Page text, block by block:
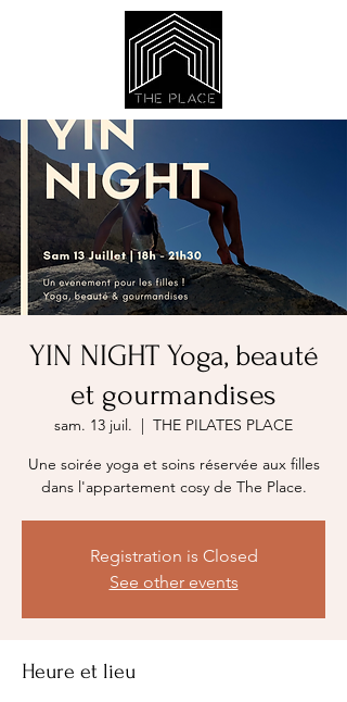
YIN NIGHT Yoga, beauté
et gourmandises
sam. 13 juil.
  |
THE PILATES PLACE
Une soirée yoga et soins réservée aux filles
Registration is Closed
See other events
Heure et lieu